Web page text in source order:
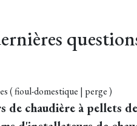
( fioul-domestique | perge )
de chaudière à pellets